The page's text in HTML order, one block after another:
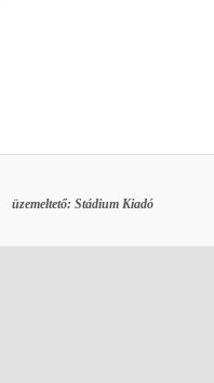
üzemeltető: Stádium Kiadó